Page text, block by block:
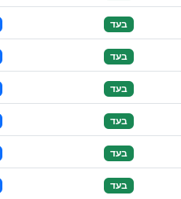
בעד
בעד
בעד
בעד
בעד
בעד